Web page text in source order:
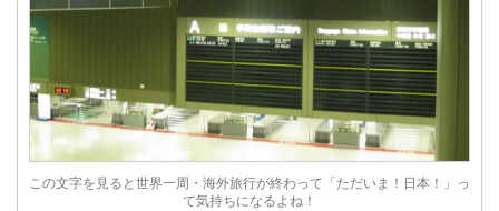
この文字を見ると世界一周・海外旅行が終わって「ただいま！日本！」っ
て気持ちになるよね！